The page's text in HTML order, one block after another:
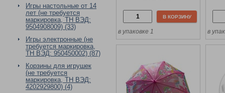
Игры настольные от 14
лет (не требуется
маркировка, ТН ВЭД:
9504908009) (33)
Игры электронные (не
требуется маркировка,
ТН ВЭД: 950450002) (87)
Корзины для игрушек
(не требуется
маркировка, ТН ВЭД:
4202929800) (4)
В КОРЗИНУ
в упаковке 1 в